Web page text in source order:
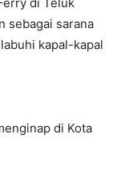
sebagai sarana
kapal-kapal
di Kota